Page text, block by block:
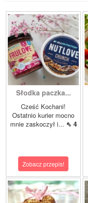
Słodka paczka...
Cześć Kochani!
Ostatnio kurier mocno
mnie zaskoczył i... ⇖ 4
Zobacz przepis!